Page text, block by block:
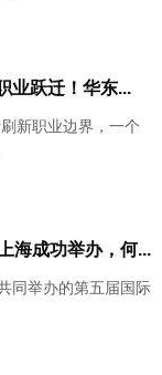
业跃迁！华东...
新职业边界，一个
海成功举办，何...
同举办的第五届国际